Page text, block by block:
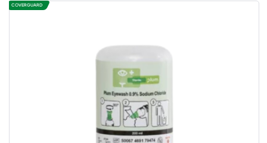
COVERGUARD